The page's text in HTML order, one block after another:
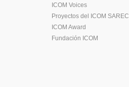
ICOM Voices
Proyectos del ICOM SAREC
ICOM Award
Fundación ICOM